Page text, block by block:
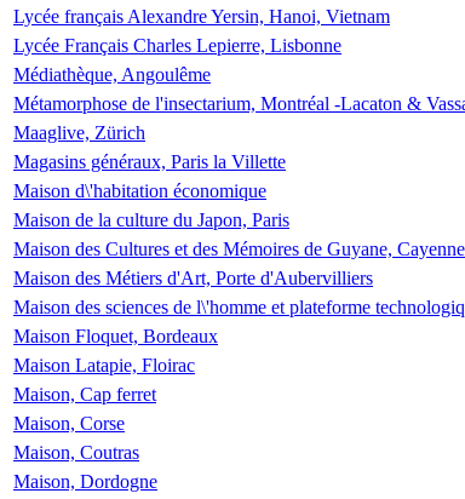
Lycée français Alexandre Yersin, Hanoi, Vietnam
Lycée Français Charles Lepierre, Lisbonne
Médiathèque, Angoulême
Métamorphose de l'insectarium, Montréal -Lacaton &
Maaglive, Zürich
Magasins généraux, Paris la Villette
Maison d\'habitation économique
Maison de la culture du Japon, Paris
Maison des Cultures et des Mémoires de Guyane,
Maison des Métiers d'Art, Porte d'Aubervilliers
Maison des sciences de l\'homme et plateforme
Maison Floquet, Bordeaux
Maison Latapie, Floirac
Maison, Cap ferret
Maison, Corse
Maison, Coutras
Maison, Dordogne